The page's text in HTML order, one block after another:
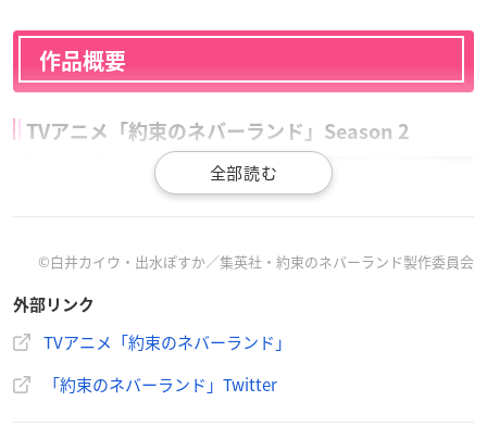
作品概要
TVアニメ「約束のネバーランド」Season 2
フジテレビ・岩手めんこいテレビ・さ
り毎週木曜25:25～
関西テレビ：1月7日より毎週木曜26:5
東海テレビ：1月7日より毎週木曜26:4
7～
秋田テレビ：1月7日より毎週木曜25:5
©白井カイウ・出水ぽすか／集英社・約束のネバーランド製作委員会
外部リンク
TVアニメ「約束のネバーランド」
「約束のネバーランド」Twitter